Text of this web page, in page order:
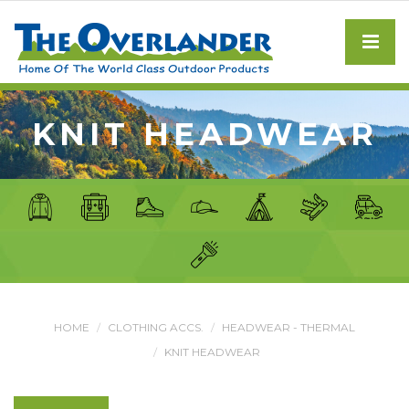
KNIT HEADWEAR
HOME CLOTHING ACCS.
HEADWEAR - THERMAL
KNIT HEADWEAR